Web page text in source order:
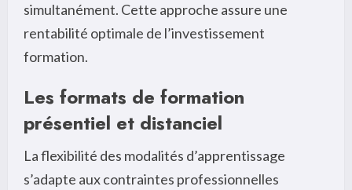
simultanément. Cette approche assure une
rentabilité optimale de l’investissement
formation.
Les formats de formation
présentiel et distanciel
La flexibilité des modalités d’apprentissage
s’adapte aux contraintes professionnelles